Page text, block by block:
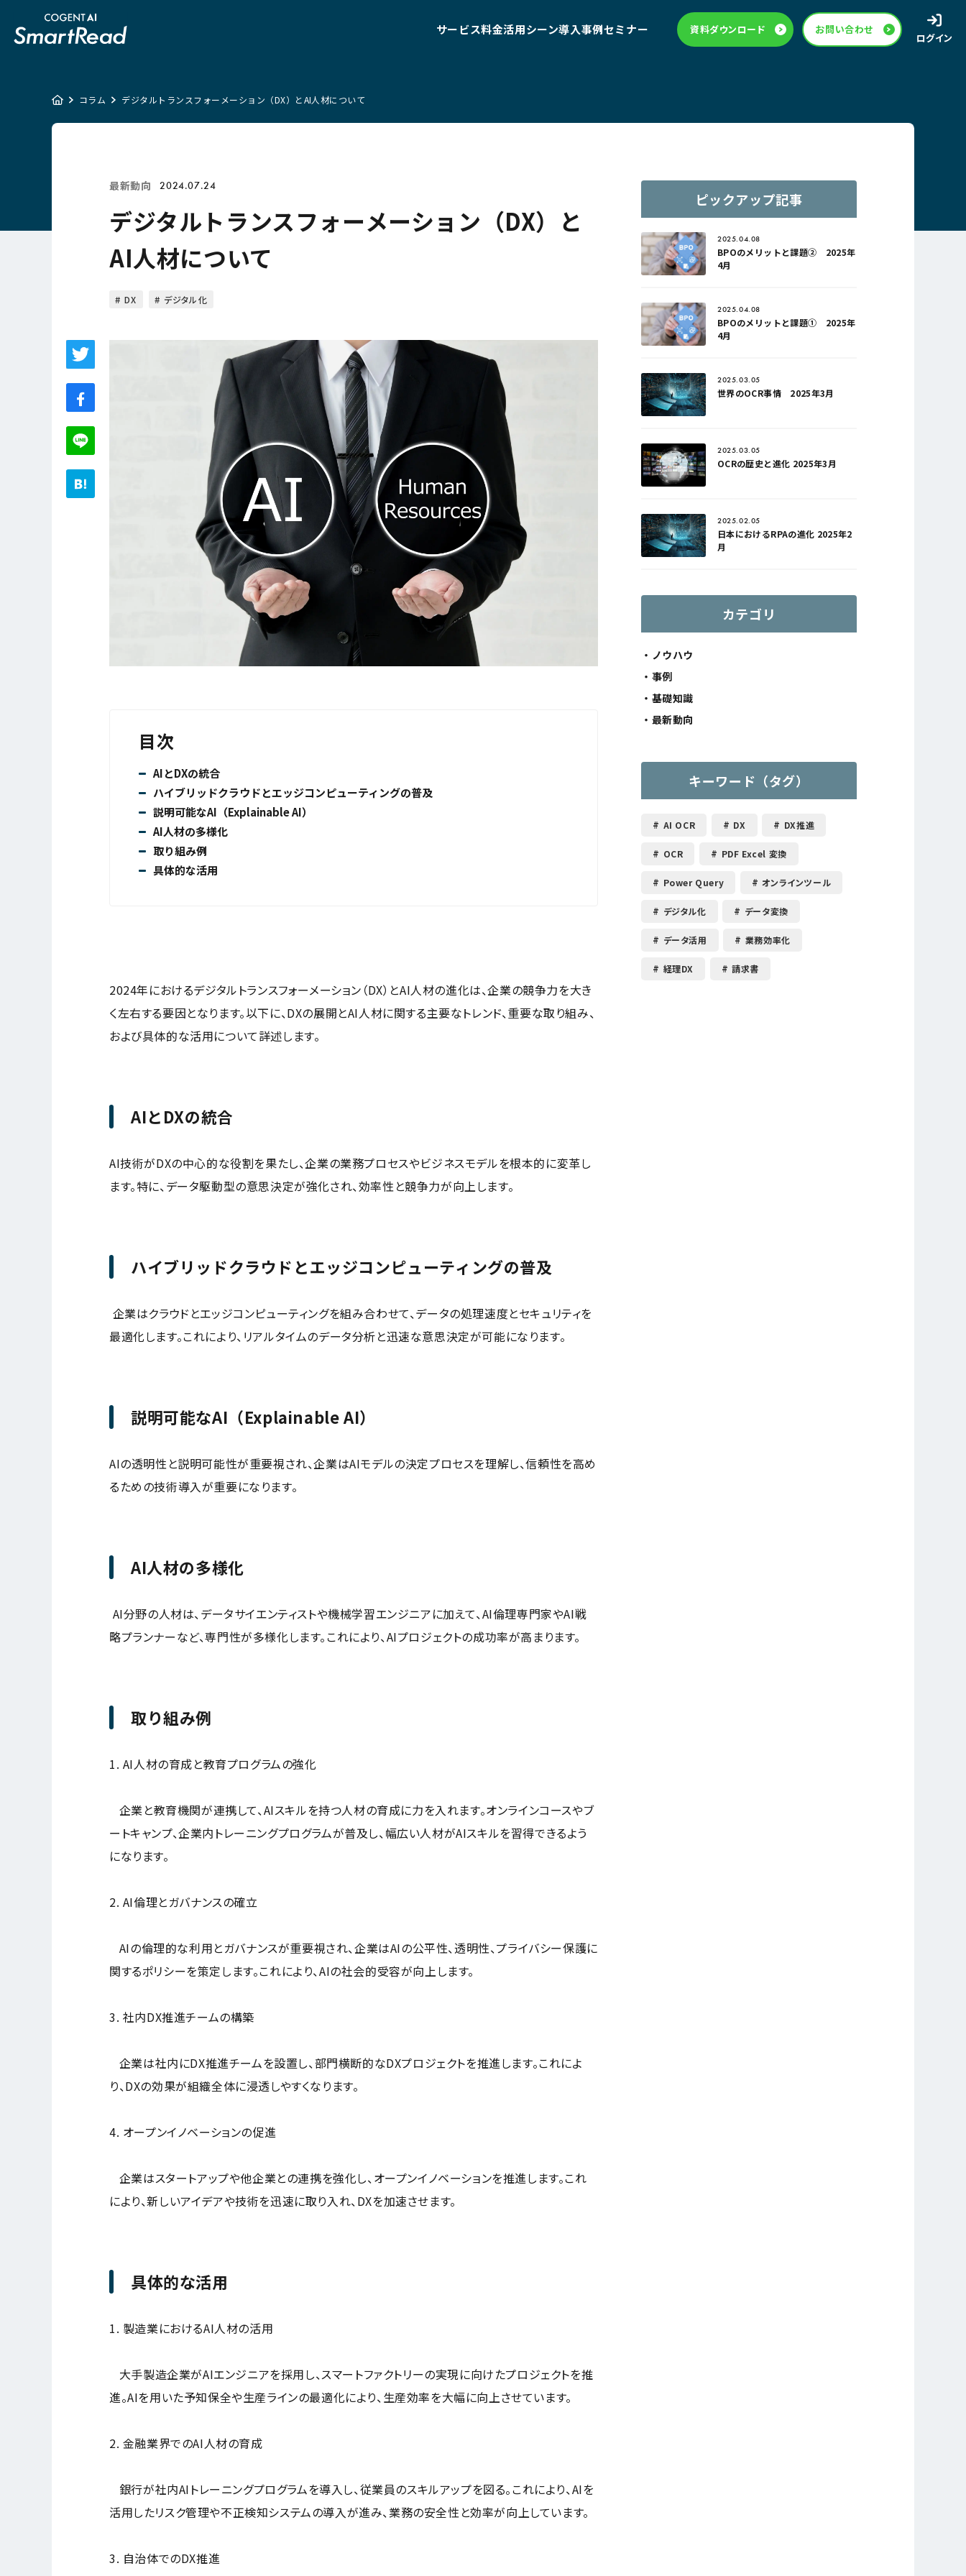
サービス料金活用シーン導入事例セミナー 資料ダウンロード お問い合わせ
ログイン
コラム デジタルトランスフォーメーション（DX）とAI人材について
最新動向 2024.07.24
デジタルトランスフォーメーション（DX）と
AI人材について
DX デジタル化
目次
AIとDXの統合
ハイブリッドクラウドとエッジコンピューティングの普及
説明可能なAI（Explainable AI）
AI人材の多様化
取り組み例
具体的な活用
2024年におけるデジタルトランスフォーメーション（DX）とAI人材の進化は、企業の競争力を大き
く左右する要因となります。以下に、DXの展開とAI人材に関する主要なトレンド、重要な取り組み、
および具体的な活用について詳述します。
AIとDXの統合
AI技術がDXの中心的な役割を果たし、企業の業務プロセスやビジネスモデルを根本的に変革し
ます。特に、データ駆動型の意思決定が強化され、効率性と競争力が向上します。
ハイブリッドクラウドとエッジコンピューティングの普及
企業はクラウドとエッジコンピューティングを組み合わせて、データの処理速度とセキュリティを
最適化します。これにより、リアルタイムのデータ分析と迅速な意思決定が可能になります。
説明可能なAI（Explainable AI）
AIの透明性と説明可能性が重要視され、企業はAIモデルの決定プロセスを理解し、信頼性を高め
るための技術導入が重要になります。
AI人材の多様化
AI分野の人材は、データサイエンティストや機械学習エンジニアに加えて、AI倫理専門家やAI戦
略プランナーなど、専門性が多様化します。これにより、AIプロジェクトの成功率が高まります。
取り組み例
1. AI人材の育成と教育プログラムの強化
企業と教育機関が連携して、AIスキルを持つ人材の育成に力を入れます。オンラインコースやブ
ートキャンプ、企業内トレーニングプログラムが普及し、幅広い人材がAIスキルを習得できるよう
になります。
2. AI倫理とガバナンスの確立
AIの倫理的な利用とガバナンスが重要視され、企業はAIの公平性、透明性、プライバシー保護に
関するポリシーを策定します。これにより、AIの社会的受容が向上します。
3. 社内DX推進チームの構築
企業は社内にDX推進チームを設置し、部門横断的なDXプロジェクトを推進します。これによ
り、DXの効果が組織全体に浸透しやすくなります。
4. オープンイノベーションの促進
企業はスタートアップや他企業との連携を強化し、オープンイノベーションを推進します。これ
により、新しいアイデアや技術を迅速に取り入れ、DXを加速させます。
具体的な活用
1. 製造業におけるAI人材の活用
大手製造企業がAIエンジニアを採用し、スマートファクトリーの実現に向けたプロジェクトを推
進。AIを用いた予知保全や生産ラインの最適化により、生産効率を大幅に向上させています。
2. 金融業界でのAI人材の育成
銀行が社内AIトレーニングプログラムを導入し、従業員のスキルアップを図る。これにより、AIを
活用したリスク管理や不正検知システムの導入が進み、業務の安全性と効率が向上しています。
3. 自治体でのDX推進
ピックアップ記事
2025.04.08
BPOのメリットと課題② 2025年
4月
2025.04.08
BPOのメリットと課題① 2025年
4月
2025.03.05
世界のOCR事情 2025年3月
2025.03.05
OCRの歴史と進化 2025年3月
2025.02.05
日本におけるRPAの進化 2025年2
月
カテゴリ
ノウハウ
事例
基礎知識
最新動向
キーワード（タグ）
AI OCR DX DX推進
OCR PDF Excel 変換
Power Query オンラインツール
デジタル化 データ変換
データ活用 業務効率化
経理DX 請求書